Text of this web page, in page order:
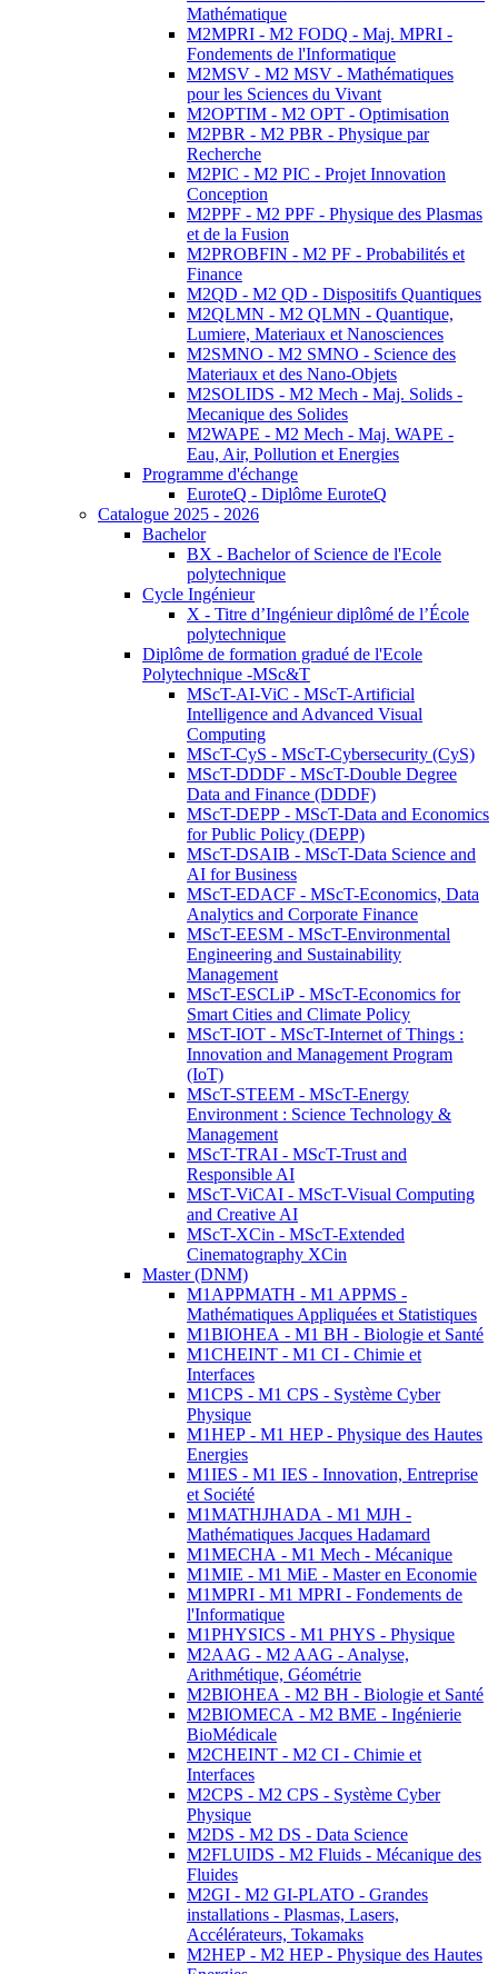
Mathématique
M2MPRI - M2 FODQ - Maj. MPRI -
Fondements de l'Informatique
M2MSV - M2 MSV - Mathématiques
pour les Sciences du Vivant
M2OPTIM - M2 OPT - Optimisation
M2PBR - M2 PBR - Physique par
Recherche
M2PIC - M2 PIC - Projet Innovation
Conception
M2PPF - M2 PPF - Physique des Plasmas
et de la Fusion
M2PROBFIN - M2 PF - Probabilités et
Finance
M2QD - M2 QD - Dispositifs Quantiques
M2QLMN - M2 QLMN - Quantique,
Lumiere, Materiaux et Nanosciences
M2SMNO - M2 SMNO - Science des
Materiaux et des Nano-Objets
M2SOLIDS - M2 Mech - Maj. Solids -
Mecanique des Solides
M2WAPE - M2 Mech - Maj. WAPE -
Eau, Air, Pollution et Energies
Programme d'échange
EuroteQ - Diplôme EuroteQ
Catalogue 2025 - 2026
Bachelor
BX - Bachelor of Science de l'Ecole
polytechnique
Cycle Ingénieur
X - Titre d’Ingénieur diplômé de l’École
polytechnique
Diplôme de formation gradué de l'Ecole
Polytechnique -MSc&T
MScT-AI-ViC - MScT-Artificial
Intelligence and Advanced Visual
Computing
MScT-CyS - MScT-Cybersecurity (CyS)
MScT-DDDF - MScT-Double Degree
Data and Finance (DDDF)
MScT-DEPP - MScT-Data and Economics
for Public Policy (DEPP)
MScT-DSAIB - MScT-Data Science and
AI for Business
MScT-EDACF - MScT-Economics, Data
Analytics and Corporate Finance
MScT-EESM - MScT-Environmental
Engineering and Sustainability
Management
MScT-ESCLiP - MScT-Economics for
Smart Cities and Climate Policy
MScT-IOT - MScT-Internet of Things :
Innovation and Management Program
(IoT)
MScT-STEEM - MScT-Energy
Environment : Science Technology &
Management
MScT-TRAI - MScT-Trust and
Responsible AI
MScT-ViCAI - MScT-Visual Computing
and Creative AI
MScT-XCin - MScT-Extended
Cinematography XCin
Master (DNM)
M1APPMATH - M1 APPMS -
Mathématiques Appliquées et Statistiques
M1BIOHEA - M1 BH - Biologie et Santé
M1CHEINT - M1 CI - Chimie et
Interfaces
M1CPS - M1 CPS - Système Cyber
Physique
M1HEP - M1 HEP - Physique des Hautes
Energies
M1IES - M1 IES - Innovation, Entreprise
et Société
M1MATHJHADA - M1 MJH -
Mathématiques Jacques Hadamard
M1MECHA - M1 Mech - Mécanique
M1MIE - M1 MiE - Master en Economie
M1MPRI - M1 MPRI - Fondements de
l'Informatique
M1PHYSICS - M1 PHYS - Physique
M2AAG - M2 AAG - Analyse,
Arithmétique, Géométrie
M2BIOHEA - M2 BH - Biologie et Santé
M2BIOMECA - M2 BME - Ingénierie
BioMédicale
M2CHEINT - M2 CI - Chimie et
Interfaces
M2CPS - M2 CPS - Système Cyber
Physique
M2DS - M2 DS - Data Science
M2FLUIDS - M2 Fluids - Mécanique des
Fluides
M2GI - M2 GI-PLATO - Grandes
installations - Plasmas, Lasers,
Accélérateurs, Tokamaks
M2HEP - M2 HEP - Physique des Hautes